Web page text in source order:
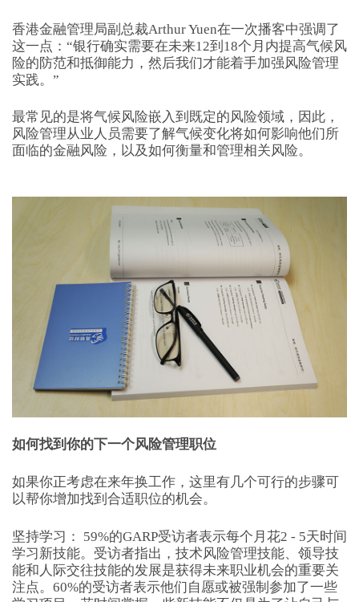
香港金融管理局副总裁Arthur Yuen在一次播客中强调了
这一点：“银行确实需要在未来12到18个月内提高气候风
险的防范和抵御能力，然后我们才能着手加强风险管理
实践。”
最常见的是将气候风险嵌入到既定的风险领域，因此，
风险管理从业人员需要了解气候变化将如何影响他们所
面临的金融风险，以及如何衡量和管理相关风险。
如何找到你的下一个风险管理职位
如果你正考虑在来年换工作，这里有几个可行的步骤可
以帮你增加找到合适职位的机会。
坚持学习： 59%的GARP受访者表示每个月花2 - 5天时间
学习新技能。受访者指出，技术风险管理技能、领导技
能和人际交往技能的发展是获得未来职业机会的重要关
注点。60%的受访者表示他们自愿或被强制参加了一些